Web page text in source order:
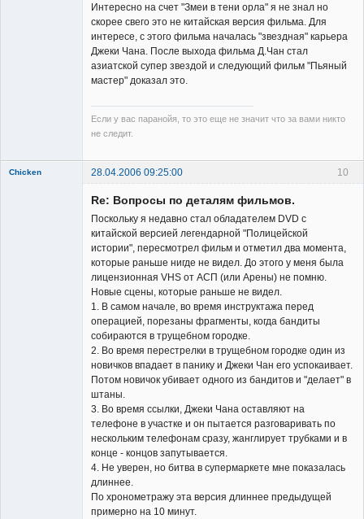
Интересно на счет "Змеи в тени орла" я не знал но
скорее свего это не китайская версия фильма. Для
интересе, с этого фильма началась "звездная" карьера
Джеки Чана. После выхода фильма Д.Чан стал
азиатской супер звездой и следующий фильм "Пьяный
мастер" доказал это.
Если у вас паранойя, то это еще не значит что за вами никто
не следит.
10
Chicken
28.04.2006 09:25:00
Re: Вопросы по деталям фильмов.
Поскольку я недавно стал обладателем DVD с
китайской версией легендарной "Полицейской
истории", пересмотрел фильм и отметил два момента,
которые раньше нигде не видел. До этого у меня была
лицензионная VHS от АСП (или Арены) не помню.
Новые сцены, которые раньше не видел.
1. В самом начале, во время инструктажа перед
операцией, порезаны фрагменты, когда бандиты
собираются в трущебном городке.
2. Во время перестрелки в трущебном городке один из
новичков впадает в панику и Джеки Чан его успокаивает.
Потом новичок убивает одного из бандитов и "делает" в
штаны.
3. Во время ссылки, Джеки Чана оставляют на
телефоне в участке и он пытается разговаривать по
нескольким телефонам сразу, жанглирует трубками и в
конце - концов запутывается.
4. Не уверен, но битва в супермаркете мне показалась
длиннее.
По хронометражу эта версия длиннее предыдущей
примерно на 10 минут.